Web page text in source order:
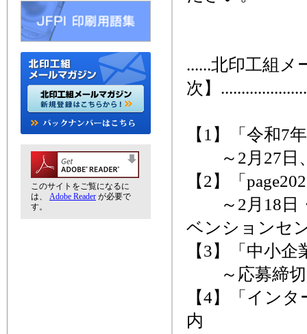
......北印工組メ
次】
【1】「令和7
～2月27日
【2】「
～2月18日・
ベンションセ
【3】「中小
～応募締切
【4】「イン
内
このサイトをご覧になるに
は、 Adobe Reader が必要で
す。